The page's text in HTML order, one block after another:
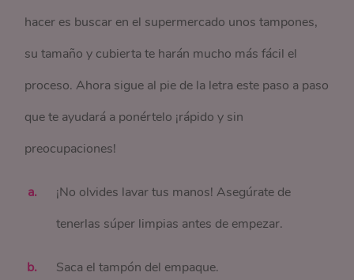
hacer es buscar en el supermercado unos tampones,
su tamaño y cubierta te harán mucho más fácil el
proceso. Ahora sigue al pie de la letra este paso a paso
que te ayudará a ponértelo ¡rápido y sin
preocupaciones!
¡No olvides lavar tus manos! Asegúrate de
tenerlas súper limpias antes de empezar.
Saca el tampón del empaque.